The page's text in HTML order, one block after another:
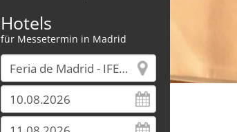
Hotels
für Messetermin in Madrid